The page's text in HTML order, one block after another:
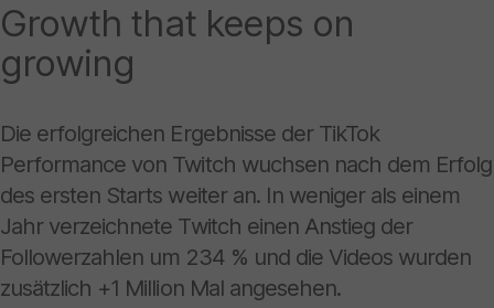
Growth that keeps on
growing
Die erfolgreichen Ergebnisse der TikTok
Performance von Twitch wuchsen nach dem Erfolg
des ersten Starts weiter an. In weniger als einem
Jahr verzeichnete Twitch einen Anstieg der
Followerzahlen um 234 % und die Videos wurden
zusätzlich +1 Million Mal angesehen.